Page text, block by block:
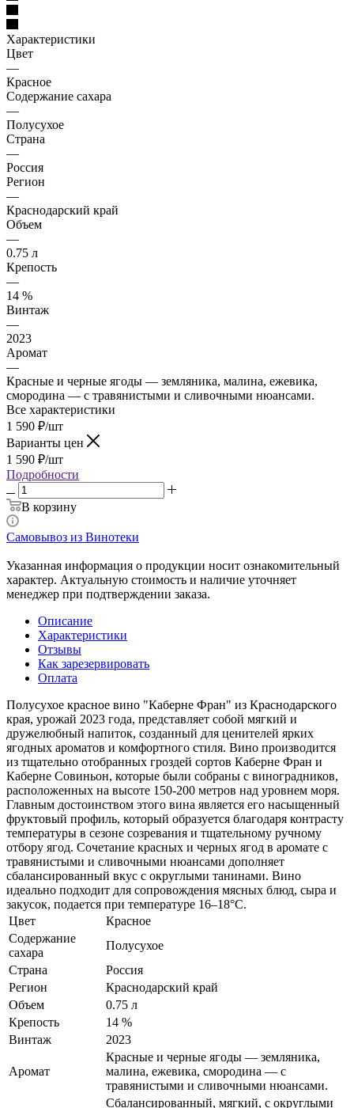
Характеристики
Цвет
—
Красное
Содержание сахара
—
Полусухое
Страна
—
Россия
Регион
—
Краснодарский край
Объем
—
0.75 л
Крепость
—
14 %
Винтаж
—
2023
Аромат
—
Красные и черные ягоды — земляника, малина, ежевика,
смородина — с травянистыми и сливочными нюансами.
Все характеристики
1 590 ₽/шт
Варианты цен
1 590 ₽/шт
Подробности
В корзину
Самовывоз из Винотеки
Указанная информация о продукции носит ознакомительный
характер. Актуальную стоимость и наличие уточняет
менеджер при подтверждении заказа.
Описание
Характеристики
Отзывы
Как зарезервировать
Оплата
Полусухое красное вино "Каберне Фран" из Краснодарского
края, урожай 2023 года, представляет собой мягкий и
дружелюбный напиток, созданный для ценителей ярких
ягодных ароматов и комфортного стиля. Вино производится
из тщательно отобранных гроздей сортов Каберне Фран и
Каберне Совиньон, которые были собраны с виноградников,
расположенных на высоте 150-200 метров над уровнем моря.
Главным достоинством этого вина является его насыщенный
фруктовый профиль, который образуется благодаря контрасту
температуры в сезоне созревания и тщательному ручному
отбору ягод. Сочетание красных и черных ягод в аромате с
травянистыми и сливочными нюансами дополняет
сбалансированный вкус с округлыми танинами. Вино
идеально подходит для сопровождения мясных блюд, сыра и
закусок, подается при температуре 16–18°C.
Цвет
Красное
Содержание
сахара
Полусухое
Страна
Россия
Регион
Краснодарский край
Объем
0.75 л
Крепость
14 %
Винтаж
2023
Аромат
Красные и черные ягоды — земляника,
малина, ежевика, смородина — с
травянистыми и сливочными нюансами.
Сбалансированный, мягкий, с округлыми